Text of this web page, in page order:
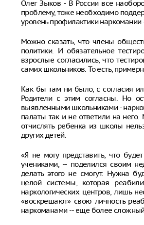
Олег Зыков - В России все
проблему, тоже необходимо
уровень профилактики
Можно сказать, что члены
политики. И обязательное
взрослые согласились, что
самих школьников. То есть,
Как бы там ни было, с согласия
Родители с этим согласны. Но
выявленными школьниками -
палаты так и не ответили на него.
отчислять ребенка из школы
других детей.
«Я не могу представить, что
учениками, -- поделился своим
делать этого не смогут. Нужна
целой системы, которая
наркологических центров, лишь
«воскрешают» свою личность
наркоманами -- еще более